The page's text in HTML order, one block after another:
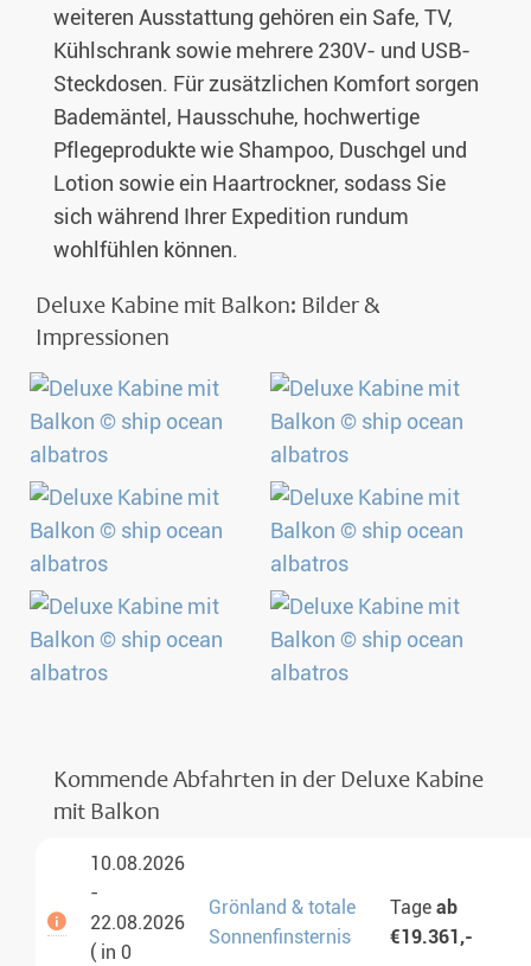
weiteren Ausstattung gehören ein Safe, TV,
Kühlschrank sowie mehrere 230V- und USB-
Steckdosen. Für zusätzlichen Komfort sorgen
Bademäntel, Hausschuhe, hochwertige
Pflegeprodukte wie Shampoo, Duschgel und
Lotion sowie ein Haartrockner, sodass Sie
sich während Ihrer Expedition rundum
wohlfühlen können.
Deluxe Kabine mit Balkon: Bilder &
Impressionen
Kommende Abfahrten in der Deluxe Kabine
mit Balkon
10.08.2026
-
22.08.2026
( in 0
Grönland & totale
Sonnenfinsternis
Tage ab
€19.361,-